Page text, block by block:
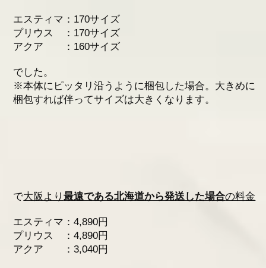
エスティマ：170サイズ
プリウス ：170サイズ
アクア ：160サイズ
でした。
※本体にピッタリ沿うように梱包した場合。大きめに
梱包すれば伴ってサイズは大きくなります。
で大阪より最遠である北海道から発送した場合の料金
エスティマ：4,890円
プリウス ：4,890円
アクア ：3,040円